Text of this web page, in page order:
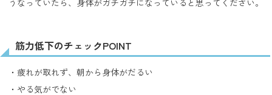
筋力低下のチェックPOINT
・疲れが取れず、朝から身体がだるい
・やる気がでない